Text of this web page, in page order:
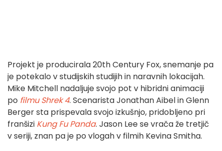
Projekt je producirala 20th Century Fox, snemanje pa
je potekalo v studijskih studijih in naravnih lokacijah.
Mike Mitchell nadaljuje svojo pot v hibridni animaciji
po filmu Shrek 4. Scenarista Jonathan Aibel in Glenn
Berger sta prispevala svojo izkušnjo, pridobljeno pri
franšizi Kung Fu Panda. Jason Lee se vrača že tretjič
v seriji, znan pa je po vlogah v filmih Kevina Smitha.